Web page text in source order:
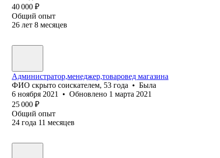
40 000 ₽
Общий опыт
26 лет 8 месяцев
Администратор,менеджер,товаровед магазина
ФИО скрыто соискателем, 53 года • Была
6 ноября 2021
• Обновлено 1 марта 2021
25 000 ₽
Общий опыт
24 года 11 месяцев